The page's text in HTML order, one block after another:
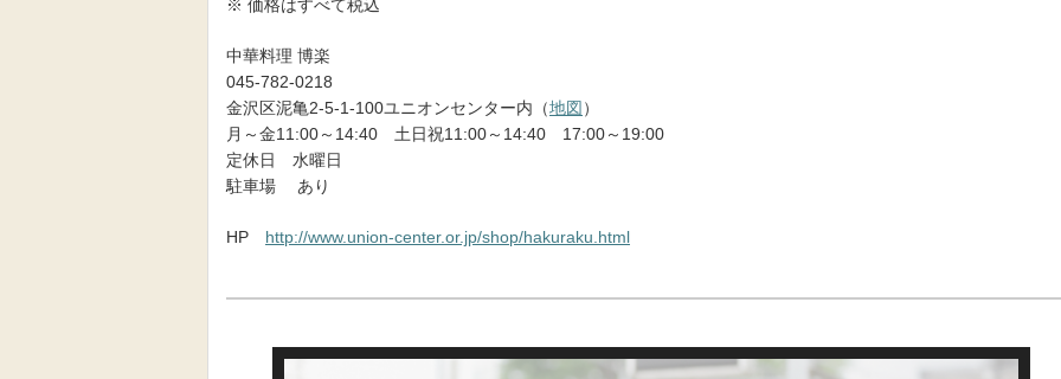
※ 価格はすべて税込
中華料理 博楽
045-782-0218
金沢区泥亀2-5-1-100ユニオンセンター内（地図 ）
月～金11:00～14:40 土日祝11:00～14:40 17:00～19:00
定休日 水曜日
駐車場 あり
HP http://www.union-center.or.jp/shop/hakuraku.html